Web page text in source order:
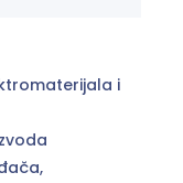
i